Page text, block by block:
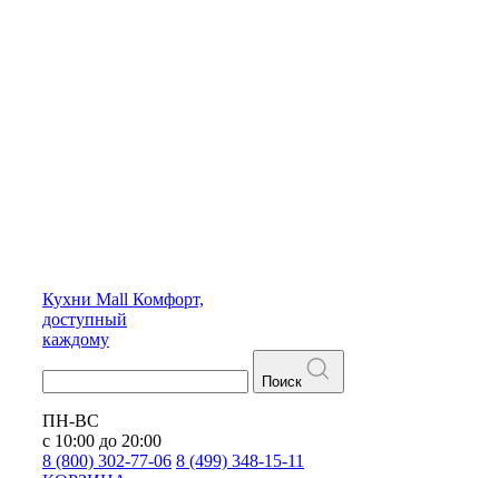
Кухни Mall Комфорт,
доступный
каждому
Поиск
ПН-ВС
с 10:00 до 20:00
8 (800) 302-77-06 8 (499) 348-15-11